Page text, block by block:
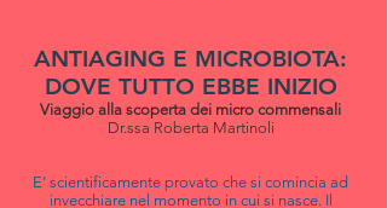
ANTIAGING E MICROBIOTA:
DOVE TUTTO EBBE INIZIO
Viaggio alla scoperta dei micro commensali
Dr.ssa Roberta Martinoli
E’ scientificamente provato che si comincia ad
invecchiare nel momento in cui si nasce. Il